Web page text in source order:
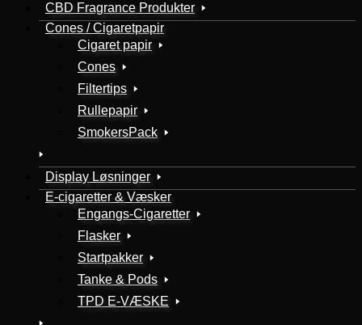
CBD Fragrance Produkter
Cones / Cigaretpapir
Cigaret papir
Cones
Filtertips
Rullepapir
SmokersPack
Display Løsninger
E-cigaretter & Væsker
Engangs-Cigaretter
Flasker
Startpakker
Tanke & Pods
TPD E-VÆSKE